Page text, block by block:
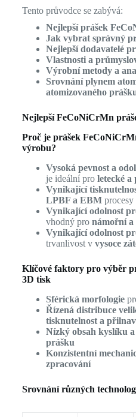
Tento průvodce se zabývá:
Nejlepší prášek
Jak vybrat správný
Nejlepší dodavatelé
Vlastnosti a
Výrobní metody a
Srovnání plynem
atomizovaného
Nejlepší FeCoNiCrMn
Proč je prášek
výrobu?
Vysoká pevnost a
je ideální pro letecké a
Vynikající
LPBF a EBMprocesy
Vynikající odolnost
vhodný pro námořní a
Vynikající odolnost
trvanlivost v vysoce
Klíčové faktory pro výběr
3D tisk
Sférická morfologie
Řízená distribuce
tisknutelnost a
Nízký obsah kyslíku a
prášku
Konzistentní
zpracování
Srovnání různých